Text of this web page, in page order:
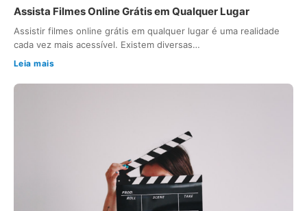
Assista Filmes Online Grátis em Qualquer Lugar
Assistir filmes online grátis em qualquer lugar é uma realidade
cada vez mais acessível. Existem diversas…
Leia mais